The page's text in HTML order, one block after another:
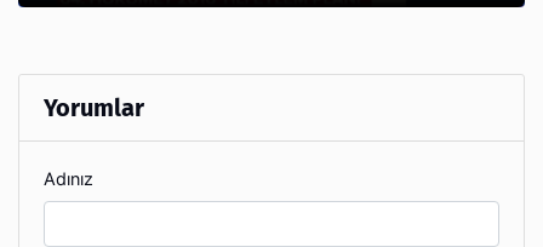
Yorumlar
Adınız